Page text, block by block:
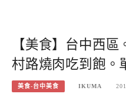
【美食】台中西
村路燒肉吃到飽。
美食-台中美食 IKUMA